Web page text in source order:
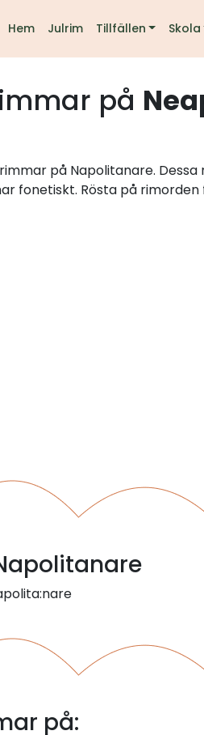
Hem Julrim Tillfällen Skola
på
på Napolitanare.
fonetiskt. Rösta på
på: